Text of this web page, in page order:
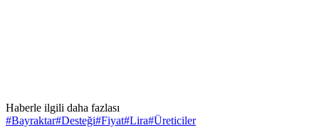
Haberle ilgili daha fazlası
#Bayraktar#Desteği#Fiyat#Lira#Üreticiler